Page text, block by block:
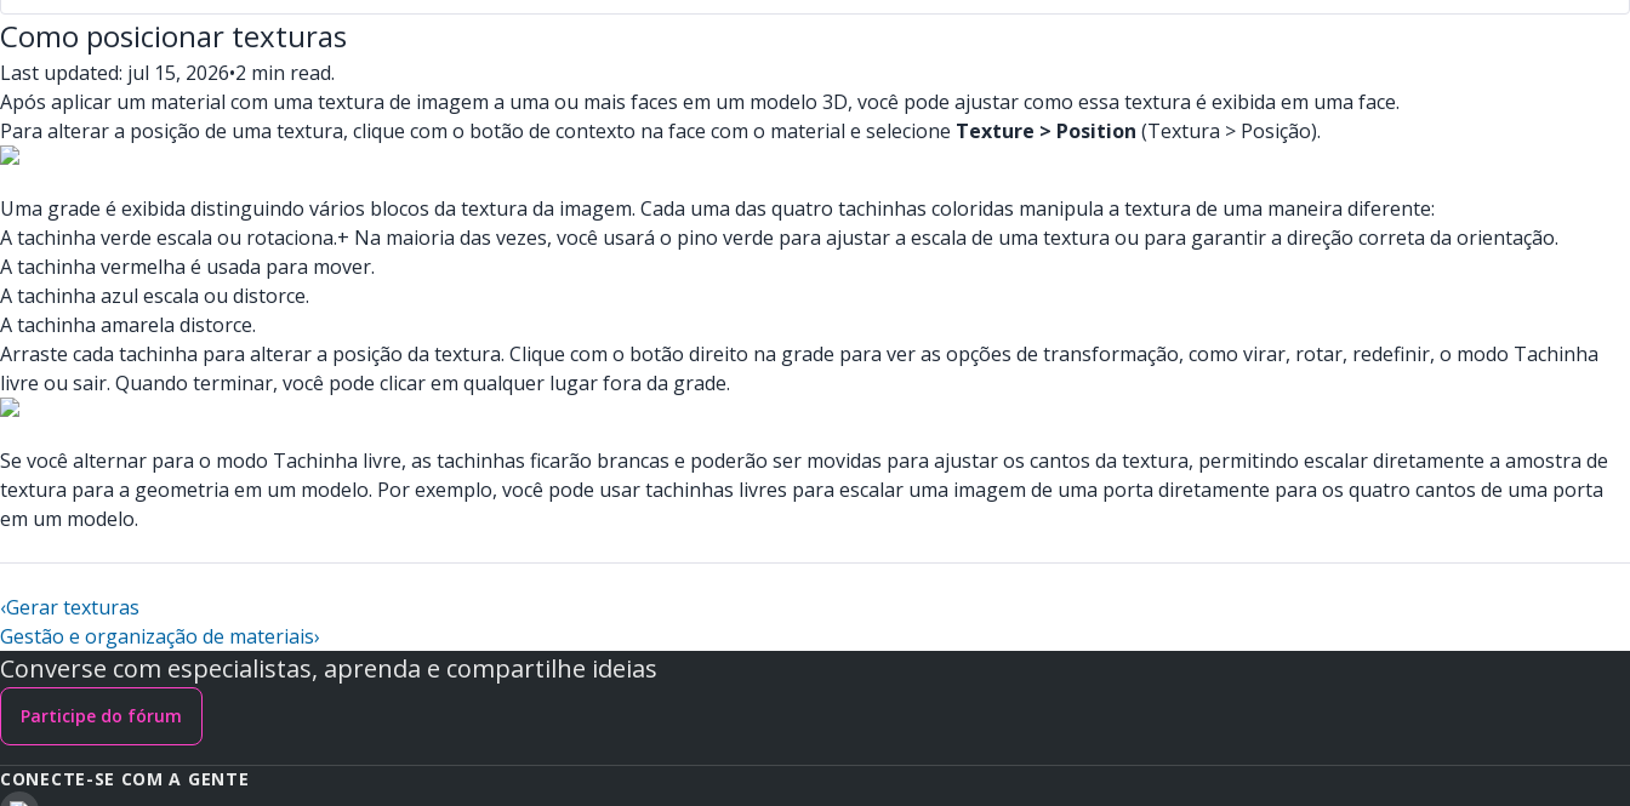
Como posicionar texturas
Last updated: jul 15, 2026•2 min read.
Após aplicar um material com uma textura de imagem a uma ou mais faces em um modelo 3D, você pode ajustar como essa textura é exibida em uma face.
Para alterar a posição de uma textura, clique com o botão de contexto na face com o material e selecione Texture > Position (Textura > Posição).
Uma grade é exibida distinguindo vários blocos da textura da imagem. Cada uma das quatro tachinhas coloridas manipula a textura de uma maneira diferente:
A tachinha verde escala ou rotaciona.+ Na maioria das vezes, você usará o pino verde para ajustar a escala de uma textura ou para garantir a direção correta da orientação.
A tachinha vermelha é usada para mover.
A tachinha azul escala ou distorce.
A tachinha amarela distorce.
Arraste cada tachinha para alterar a posição da textura. Clique com o botão direito na grade para ver as opções de transformação, como virar, rotar, redefinir, o modo Tachinha
livre ou sair. Quando terminar, você pode clicar em qualquer lugar fora da grade.
Se você alternar para o modo Tachinha livre, as tachinhas ficarão brancas e poderão ser movidas para ajustar os cantos da textura, permitindo escalar diretamente a amostra de
textura para a geometria em um modelo. Por exemplo, você pode usar tachinhas livres para escalar uma imagem de uma porta diretamente para os quatro cantos de uma porta
em um modelo.
‹Gerar texturas
Gestão e organização de materiais›
Converse com especialistas, aprenda e compartilhe ideias
Participe do fórum
CONECTE-SE COM A GENTE